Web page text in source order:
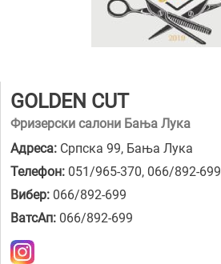
GOLDEN CUT
Фризерски салони Бања Лука
Адреса: Српска 99, Бања Лука
Телефон: 051/965-370, 066/892-699
Вибер: 066/892-699
ВатсАп: 066/892-699